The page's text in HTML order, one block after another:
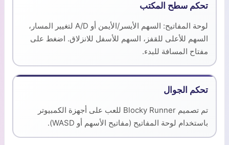
تحكم سطح المكتب
لوحة المفاتيح: السهم الأيسر/الأيمن أو A/D لتغيير المسار،
السهم للأعلى للقفز، السهم للأسفل للانزلاق. اضغط على
مفتاح المسافة للبدء.
تحكم الجوال
تم تصميم Blocky Runner للعب على أجهزة الكمبيوتر
باستخدام لوحة المفاتيح (مفاتيح الأسهم أو WASD).